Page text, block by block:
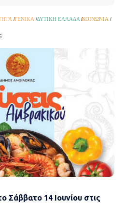
ΓΕΝΙΚΆ ΔΥΤΙΚΉ ΕΛΛΆΔΑ ΚΟΙΝΩΝΊΑ
Σάββατο 14 Ιουνίου στις